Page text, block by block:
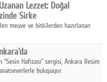
Lezzet: Doğal
Sirke
meyve ve bitkilerden hazırlanan
Hafızası” sergisi, Ankara Resim
buluşuyor.